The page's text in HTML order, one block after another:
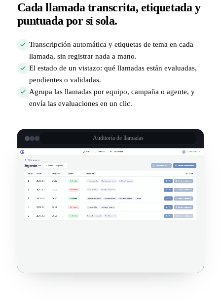
Cada llamada transcrita, etiquetada y
puntuada por sí sola.
Transcripción automática y etiquetas de tema en cada
llamada, sin registrar nada a mano.
El estado de un vistazo: qué llamadas están evaluadas,
pendientes o validadas.
Agrupa las llamadas por equipo, campaña o agente, y
envía las evaluaciones en un clic.
Auditoría de llamadas